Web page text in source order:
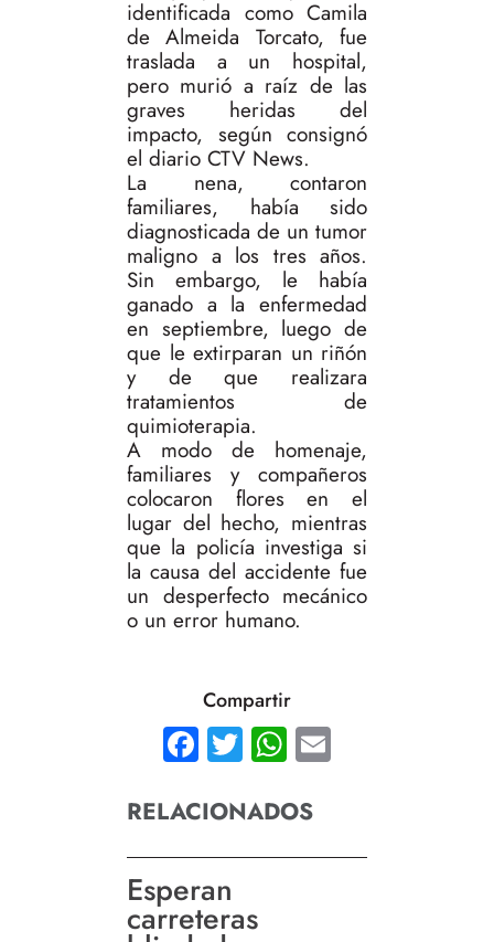
identificada como Camila
de Almeida Torcato, fue
traslada a un hospital,
pero murió a raíz de las
graves heridas del
impacto, según consignó
el diario CTV News.
La nena, contaron
familiares, había sido
diagnosticada de un tumor
maligno a los tres años.
Sin embargo, le había
ganado a la enfermedad
en septiembre, luego de
que le extirparan un riñón
y de que realizara
tratamientos de
quimioterapia.
A modo de homenaje,
familiares y compañeros
colocaron flores en el
lugar del hecho, mientras
que la policía investiga si
la causa del accidente fue
un desperfecto mecánico
o un error humano.
Compartir
Facebook
TwitterWhatsApp
RELACIONADOS
Esperan
carreteras